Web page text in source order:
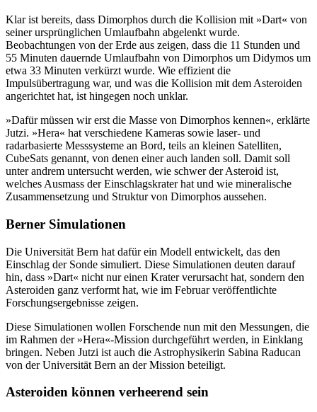
Klar ist bereits, dass Dimorphos durch die Kollision mit »Dart« von
seiner ursprünglichen Umlaufbahn abgelenkt wurde.
Beobachtungen von der Erde aus zeigen, dass die 11 Stunden und
55 Minuten dauernde Umlaufbahn von Dimorphos um Didymos um
etwa 33 Minuten verkürzt wurde. Wie effizient die
Impulsübertragung war, und was die Kollision mit dem Asteroiden
angerichtet hat, ist hingegen noch unklar.
»Dafür müssen wir erst die Masse von Dimorphos kennen«, erklärte
Jutzi. »Hera« hat verschiedene Kameras sowie laser- und
radarbasierte Messsysteme an Bord, teils an kleinen Satelliten,
CubeSats genannt, von denen einer auch landen soll. Damit soll
unter andrem untersucht werden, wie schwer der Asteroid ist,
welches Ausmass der Einschlagskrater hat und wie mineralische
Zusammensetzung und Struktur von Dimorphos aussehen.
Berner Simulationen
Die Universität Bern hat dafür ein Modell entwickelt, das den
Einschlag der Sonde simuliert. Diese Simulationen deuten darauf
hin, dass »Dart« nicht nur einen Krater verursacht hat, sondern den
Asteroiden ganz verformt hat, wie im Februar veröffentlichte
Forschungsergebnisse zeigen.
Diese Simulationen wollen Forschende nun mit den Messungen, die
im Rahmen der »Hera«-Mission durchgeführt werden, in Einklang
bringen. Neben Jutzi ist auch die Astrophysikerin Sabina Raducan
von der Universität Bern an der Mission beteiligt.
Asteroiden können verheerend sein